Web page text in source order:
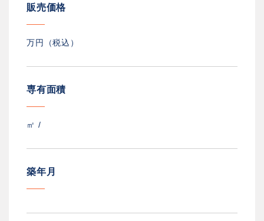
販売価格
万円（税込）
専有面積
㎡ /
築年月